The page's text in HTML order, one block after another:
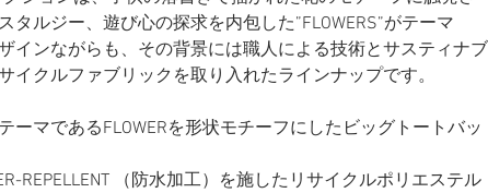
タルジー、遊び心の探求を内包した”FLOWERS”がテーマ
インながらも、その背景には職人による技術とサスティナブ
イクルファブリックを取り入れたラインナップです。
ーマであるFLOWERを形状モチーフにしたビッグトートバッ
REPELLENT （防水加工）を施したリサイクルポリエステル